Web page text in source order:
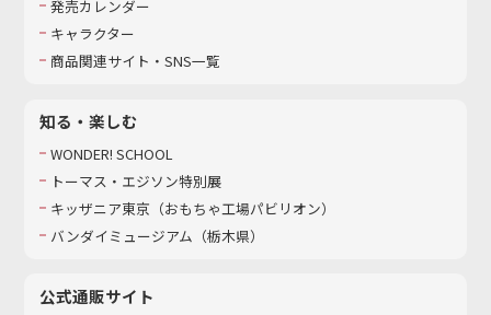
発売カレンダー
キャラクター
商品関連サイト・SNS一覧
知る・楽しむ
WONDER! SCHOOL
トーマス・エジソン特別展
キッザニア東京（おもちゃ工場パビリオン）​
バンダイミュージアム（栃木県）
公式通販サイト